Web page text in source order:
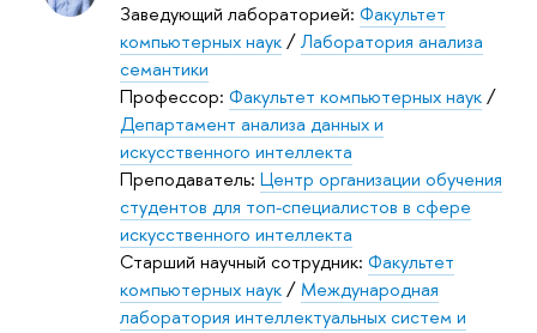
Заведующий лабораторией: Факультет
компьютерных наук/Лаборатория анализа
семантики
Профессор: Факультет компьютерных наук/
Департамент анализа данных и
искусственного интеллекта
Преподаватель: Центр организации обучения
студентов для топ-специалистов в сфере
искусственного интеллекта
Старший научный сотрудник: Факультет
компьютерных наук/Международная
лаборатория интеллектуальных систем и